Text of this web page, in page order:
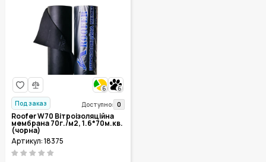
6
6
Под заказ
Доступно: 0
Roofer W70 Вітроізоляційна
мембрана 70г./м2, 1.6*70м.кв.
(чорна)
Артикул: 18375